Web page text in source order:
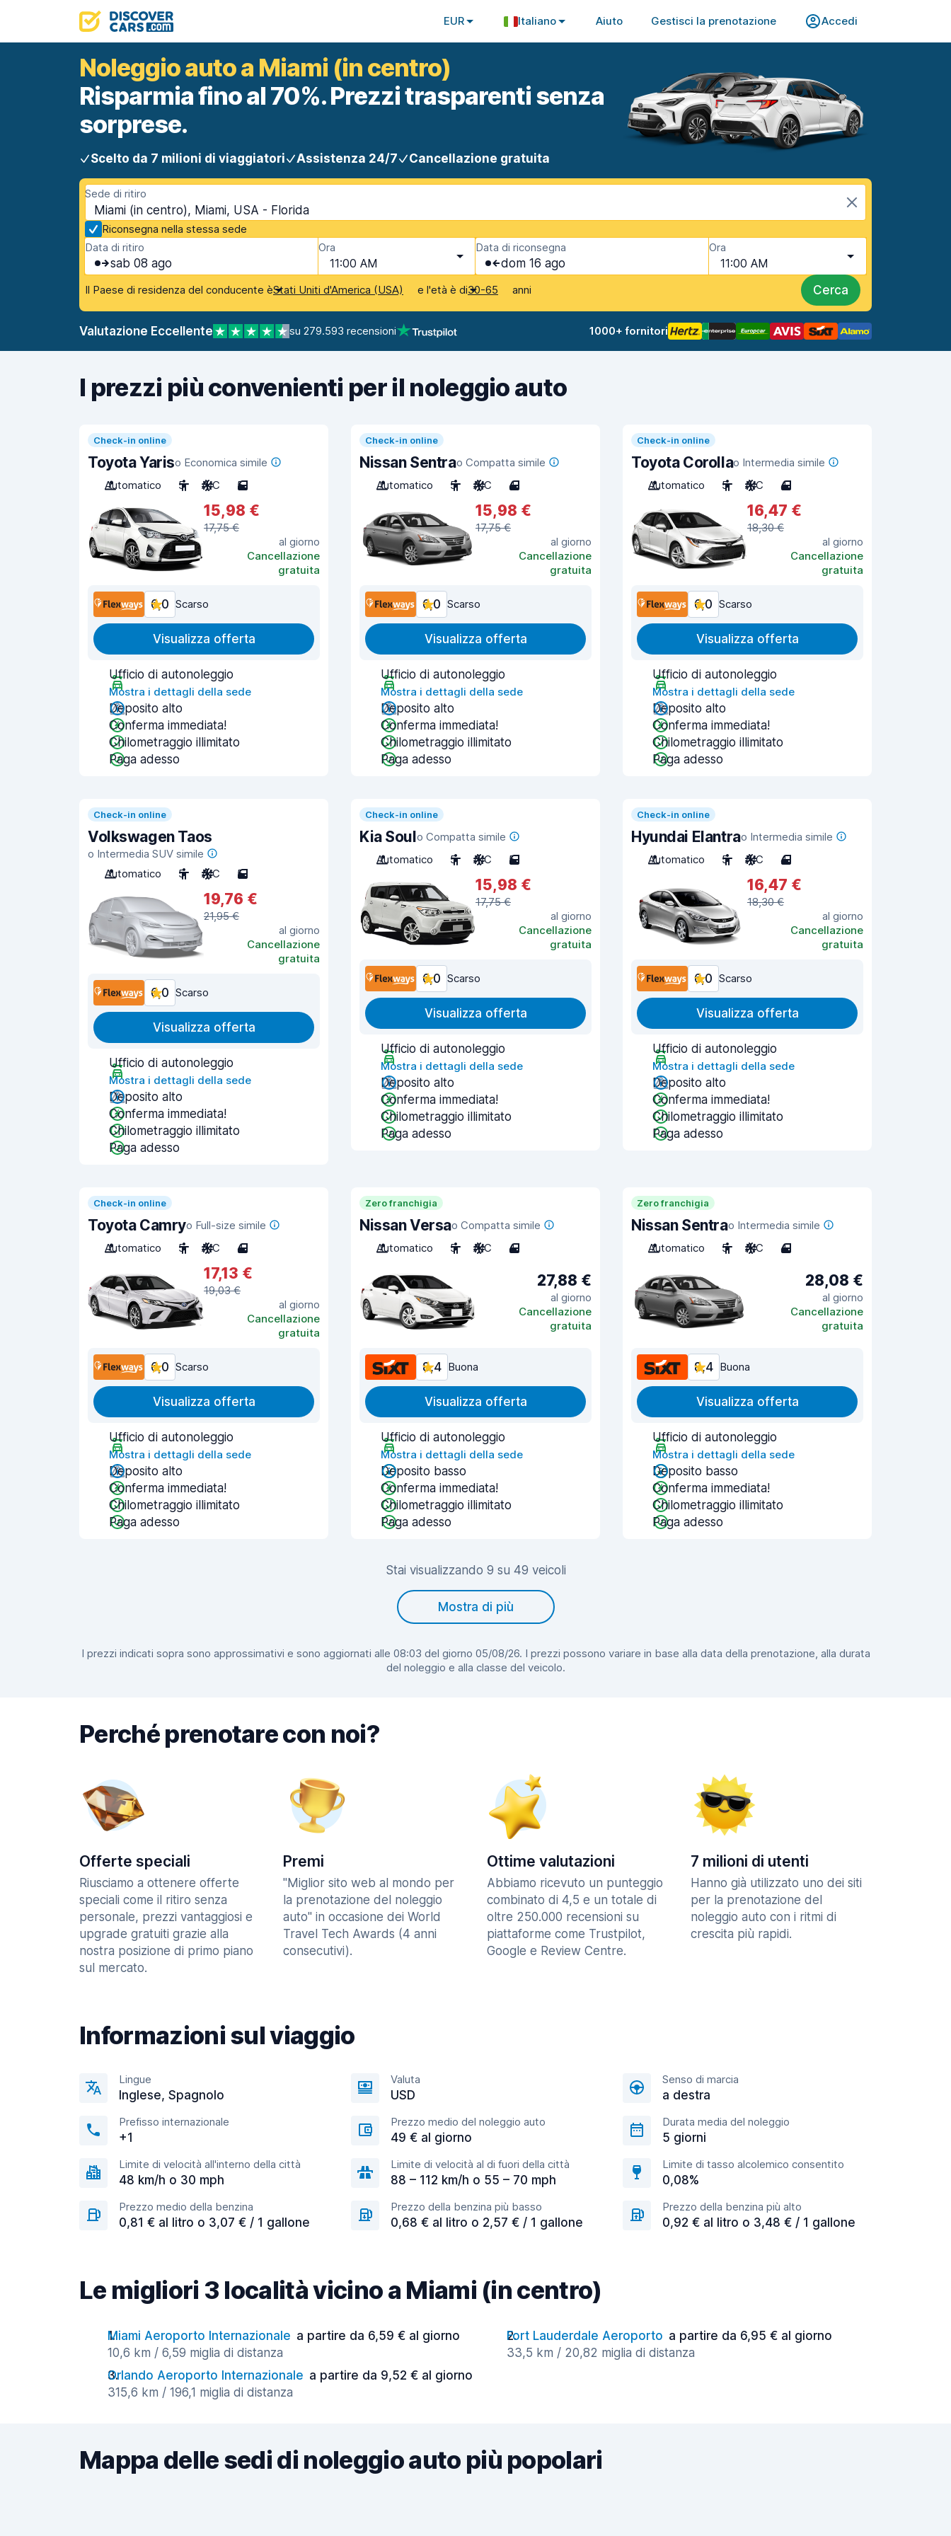
EUR Italiano Aiuto Gestisci la prenotazione Accedi
Noleggio auto a Miami (in centro)
Risparmia fino al 70%. Prezzi trasparenti senza
sorprese.
Scelto da 7 milioni di viaggiatori Assistenza 24/7 Cancellazione gratuita
Sede di ritiro
Miami (in centro), Miami, USA - Florida
Riconsegna nella stessa sede
Data di ritiro
sab 08 ago
Ora
11:00 AM
Data di riconsegna
dom 16 ago
Ora
11:00 AM
Il Paese di residenza del conducente èStati Uniti d'America (USA) e l'età è di30-65 anni Cerca
Valutazione Eccellente su 279.593 recensioni 1000+ fornitori
I prezzi più convenienti per il noleggio auto
Check-in online
Toyota Yariso Economica simile
Automatico
5 A/C 5
15,98 €
17,75 €
al giorno
Cancellazione
gratuita
6,0 Scarso
Visualizza offerta
Ufficio di autonoleggio
Mostra i dettagli della sede
Deposito alto
Conferma immediata!
Chilometraggio illimitato
Paga adesso
Check-in online
Nissan Sentrao Compatta simile
Automatico
5 A/C 4
15,98 €
17,75 €
al giorno
Cancellazione
gratuita
6,0 Scarso
Visualizza offerta
Ufficio di autonoleggio
Mostra i dettagli della sede
Deposito alto
Conferma immediata!
Chilometraggio illimitato
Paga adesso
Check-in online
Toyota Corollao Intermedia simile
Automatico
5 A/C 4
16,47 €
18,30 €
al giorno
Cancellazione
gratuita
6,0 Scarso
Visualizza offerta
Ufficio di autonoleggio
Mostra i dettagli della sede
Deposito alto
Conferma immediata!
Chilometraggio illimitato
Paga adesso
Check-in online
Volkswagen Taos
o Intermedia SUV simile
Automatico
5 A/C 5
19,76 €
21,95 €
al giorno
Cancellazione
gratuita
6,0 Scarso
Visualizza offerta
Ufficio di autonoleggio
Mostra i dettagli della sede
Deposito alto
Conferma immediata!
Chilometraggio illimitato
Paga adesso
Check-in online
Kia Soulo Compatta simile
Automatico
5 A/C 5
15,98 €
17,75 €
al giorno
Cancellazione
gratuita
6,0 Scarso
Visualizza offerta
Ufficio di autonoleggio
Mostra i dettagli della sede
Deposito alto
Conferma immediata!
Chilometraggio illimitato
Paga adesso
Check-in online
Hyundai Elantrao Intermedia simile
Automatico
5 A/C 4
16,47 €
18,30 €
al giorno
Cancellazione
gratuita
6,0 Scarso
Visualizza offerta
Ufficio di autonoleggio
Mostra i dettagli della sede
Deposito alto
Conferma immediata!
Chilometraggio illimitato
Paga adesso
Check-in online
Toyota Camryo Full-size simile
Automatico
5 A/C 4
17,13 €
19,03 €
al giorno
Cancellazione
gratuita
6,0 Scarso
Visualizza offerta
Ufficio di autonoleggio
Mostra i dettagli della sede
Deposito alto
Conferma immediata!
Chilometraggio illimitato
Paga adesso
Zero franchigia
Nissan Versao Compatta simile
Automatico
5 A/C 4
27,88 €
al giorno
Cancellazione
gratuita
8,4 Buona
Visualizza offerta
Ufficio di autonoleggio
Mostra i dettagli della sede
Deposito basso
Conferma immediata!
Chilometraggio illimitato
Paga adesso
Zero franchigia
Nissan Sentrao Intermedia simile
Automatico
5 A/C 4
28,08 €
al giorno
Cancellazione
gratuita
8,4 Buona
Visualizza offerta
Ufficio di autonoleggio
Mostra i dettagli della sede
Deposito basso
Conferma immediata!
Chilometraggio illimitato
Paga adesso
Stai visualizzando 9 su 49 veicoli
Mostra di più
I prezzi indicati sopra sono approssimativi e sono aggiornati alle 08:03 del giorno 05/08/26. I prezzi possono variare in base alla data della prenotazione, alla durata
del noleggio e alla classe del veicolo.
Perché prenotare con noi?
Offerte speciali
Riusciamo a ottenere offerte
speciali come il ritiro senza
personale, prezzi vantaggiosi e
upgrade gratuiti grazie alla
nostra posizione di primo piano
sul mercato.
Premi
"Miglior sito web al mondo per
la prenotazione del noleggio
auto" in occasione dei World
Travel Tech Awards (4 anni
consecutivi).
Ottime valutazioni
Abbiamo ricevuto un punteggio
combinato di 4,5 e un totale di
oltre 250.000 recensioni su
piattaforme come Trustpilot,
Google e Review Centre.
7 milioni di utenti
Hanno già utilizzato uno dei siti
per la prenotazione del
noleggio auto con i ritmi di
crescita più rapidi.
Informazioni sul viaggio
Lingue
Inglese, Spagnolo
Valuta
USD
Senso di marcia
a destra
Prefisso internazionale
+1
Prezzo medio del noleggio auto
49 € al giorno
Durata media del noleggio
5 giorni
Limite di velocità all'interno della città
48 km/h o 30 mph
Limite di velocità al di fuori della città
88 – 112 km/h o 55 – 70 mph
Limite di tasso alcolemico consentito
0,08%
Prezzo medio della benzina
0,81 € al litro o 3,07 € / 1 gallone
Prezzo della benzina più basso
0,68 € al litro o 2,57 € / 1 gallone
Prezzo della benzina più alto
0,92 € al litro o 3,48 € / 1 gallone
Le migliori 3 località vicino a Miami (in centro)
Miami Aeroporto Internazionale a partire da 6,59 € al giorno
10,6 km / 6,59 miglia di distanza
Fort Lauderdale Aeroporto a partire da 6,95 € al giorno
33,5 km / 20,82 miglia di distanza
Orlando Aeroporto Internazionale a partire da 9,52 € al giorno
315,6 km / 196,1 miglia di distanza
Mappa delle sedi di noleggio auto più popolari